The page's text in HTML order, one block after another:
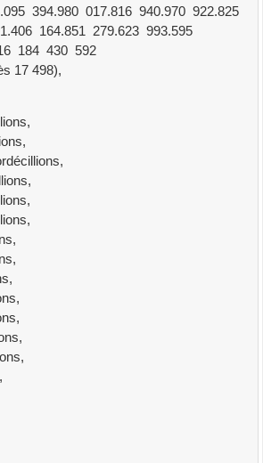
394.980 017.816 940.970 922.825
164.851 279.623 993.595
184 430 592
17 498),